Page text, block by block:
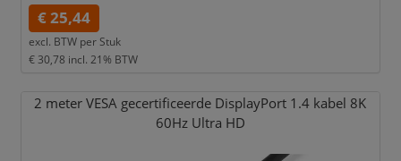
€ 25,44
excl. BTW per Stuk
€ 30,78 incl. 21% BTW
2 meter VESA gecertificeerde DisplayPort 1.4 kabel 8K
60Hz Ultra HD